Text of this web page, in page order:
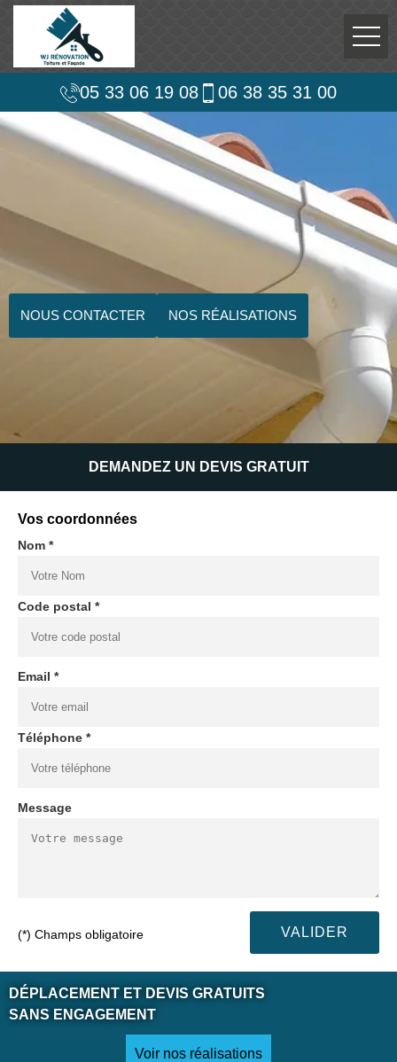
05 33 06 19 08 06 38 35 31 00
NOUS CONTACTER NOS RÉALISATIONS
DEMANDEZ UN DEVIS GRATUIT
Vos coordonnées
Nom *
Code postal *
Email *
Téléphone *
Message
(*) Champs obligatoire
DÉPLACEMENT ET DEVIS GRATUITS
SANS ENGAGEMENT
Voir nos réalisations